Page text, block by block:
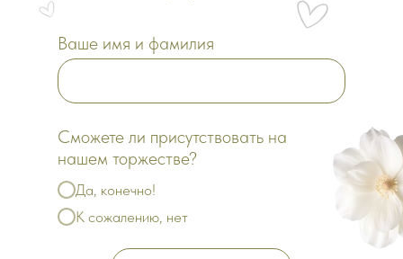
Ваше имя и фамилия
Сможете ли присутствовать на
нашем торжестве?
Да, конечно!
К сожалению, нет